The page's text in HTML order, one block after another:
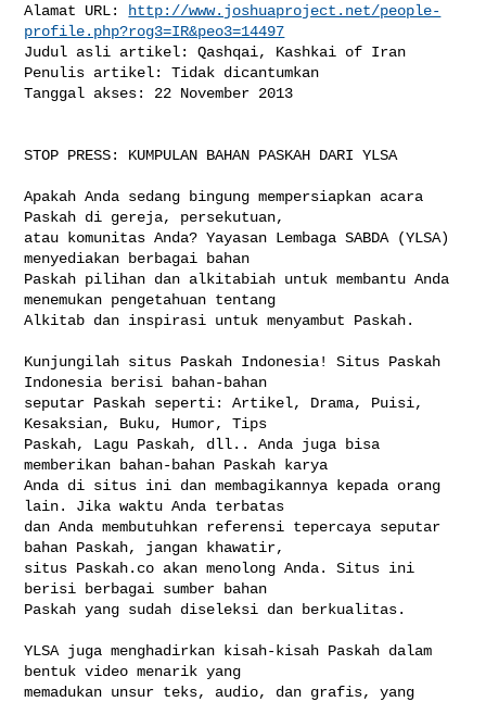
Alamat URL:
http://www.joshuaproject.net/people-
profile.php?rog3=IR&peo3=14497
Judul asli artikel: Qashqai, Kashkai of Iran
Penulis artikel: Tidak dicantumkan
Tanggal akses: 22 November 2013
STOP PRESS: KUMPULAN BAHAN PASKAH DARI YLSA
Apakah Anda sedang bingung mempersiapkan acara
Paskah di gereja, persekutuan,
atau komunitas Anda? Yayasan Lembaga SABDA (YLSA)
menyediakan berbagai bahan
Paskah pilihan dan alkitabiah untuk membantu Anda
menemukan pengetahuan tentang
Alkitab dan inspirasi untuk menyambut Paskah.
Kunjungilah situs Paskah Indonesia! Situs Paskah
Indonesia berisi bahan-bahan
seputar Paskah seperti: Artikel, Drama, Puisi,
Kesaksian, Buku, Humor, Tips
Paskah, Lagu Paskah, dll.. Anda juga bisa
memberikan bahan-bahan Paskah karya
Anda di situs ini dan membagikannya kepada orang
lain. Jika waktu Anda terbatas
dan Anda membutuhkan referensi tepercaya seputar
bahan Paskah, jangan khawatir,
situs Paskah.co akan menolong Anda. Situs ini
berisi berbagai sumber bahan
Paskah yang sudah diseleksi dan berkualitas.
YLSA juga menghadirkan kisah-kisah Paskah dalam
bentuk video menarik yang
memadukan unsur teks, audio, dan grafis, yang